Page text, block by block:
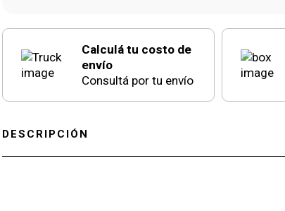
Calculá tu costo de
envío
Consultá por tu envío
DESCRIPCIÓN